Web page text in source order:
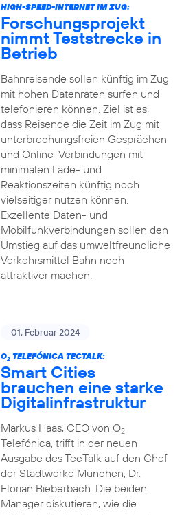
HIGH-SPEED-INTERNET IM ZUG:
Forschungsprojekt
nimmt Teststrecke in
Betrieb
Bahnreisende sollen künftig im Zug
mit hohen Datenraten surfen und
telefonieren können. Ziel ist es,
dass Reisende die Zeit im Zug mit
unterbrechungsfreien Gesprächen
und Online-Verbindungen mit
minimalen Lade- und
Reaktionszeiten künftig noch
vielseitiger nutzen können.
Exzellente Daten- und
Mobilfunkverbindungen sollen den
Umstieg auf das umweltfreundliche
Verkehrsmittel Bahn noch
attraktiver machen.
01. Februar 2024
O2TELEFÓNICA TECTALK:
Smart Cities
brauchen eine starke
Digitalinfrastruktur
Markus Haas, CEO von O2
Telefónica, trifft in der neuen
Ausgabe des TecTalk auf den Chef
der Stadtwerke München, Dr.
Florian Bieberbach. Die beiden
Manager diskutieren, wie die